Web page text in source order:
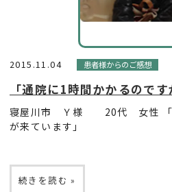
2015.11.04 患者様からのご感想
「通院に1時間かかるのです
寝屋川市 Ｙ様 20代 女性 「
が来ています」
続きを読む »